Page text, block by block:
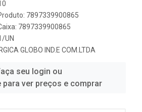
7897339900865
7897339900865
UN
GLOBO IND.E COM.LTDA
seu login ou
para ver preços e comprar